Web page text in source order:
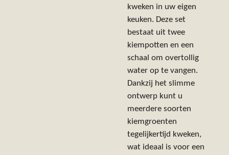
kweken in uw eigen
keuken. Deze set
bestaat uit twee
kiempotten en een
schaal om overtollig
water op te vangen.
Dankzij het slimme
ontwerp kunt u
meerdere soorten
kiemgroenten
tegelijkertijd kweken,
wat ideaal is voor een